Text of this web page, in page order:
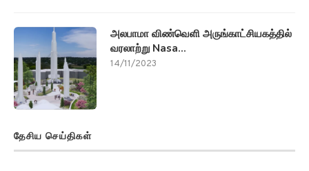
அலபாமா விண்வெளி அருங்காட்சியகத்தில்
வரலாற்று Nasa...
14/11/2023
தேசிய செய்திகள்